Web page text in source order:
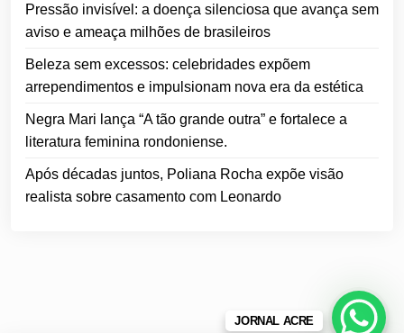
Pressão invisível: a doença silenciosa que avança sem
aviso e ameaça milhões de brasileiros
Beleza sem excessos: celebridades expõem
arrependimentos e impulsionam nova era da estética
Negra Mari lança “A tão grande outra” e fortalece a
literatura feminina rondoniense.
Após décadas juntos, Poliana Rocha expõe visão
realista sobre casamento com Leonardo
JORNAL ACRE